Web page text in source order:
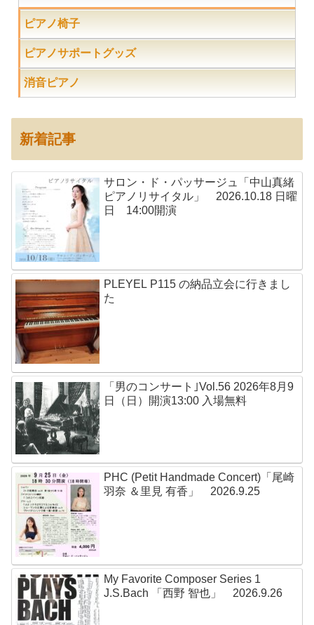
ピアノ椅子
ピアノサポートグッズ
消音ピアノ
新着記事
サロン・ド・パッサージュ「中山真緒
ピアノリサイタル」 2026.10.18 日曜
日 14:00開演
PLEYEL P115 の納品立会に行きまし
た
「男のコンサート｣Vol.56 2026年8月9
日（日）開演13:00 入場無料
PHC (Petit Handmade Concert)「尾崎
羽奈 ＆里見 有香」 2026.9.25
My Favorite Composer Series 1
J.S.Bach 「西野 智也」 2026.9.26